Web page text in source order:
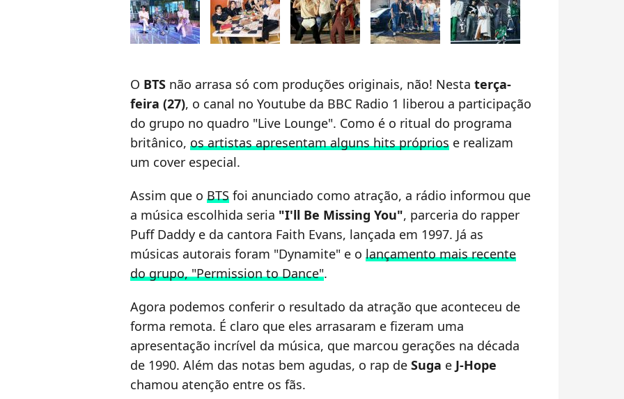
O BTS não arrasa só com produções originais, não! Nesta terça-
feira (27), o canal no Youtube da BBC Radio 1 liberou a participação
do grupo no quadro "Live Lounge". Como é o ritual do programa
britânico, os artistas apresentam alguns hits próprios e realizam
um cover especial.
Assim que o BTS foi anunciado como atração, a rádio informou que
a música escolhida seria "I'll Be Missing You", parceria do rapper
Puff Daddy e da cantora Faith Evans, lançada em 1997. Já as
músicas autorais foram "Dynamite" e o lançamento mais recente
do grupo, "Permission to Dance".
Agora podemos conferir o resultado da atração que aconteceu de
forma remota. É claro que eles arrasaram e fizeram uma
apresentação incrível da música, que marcou gerações na década
de 1990. Além das notas bem agudas, o rap de Suga e J-Hope
chamou atenção entre os fãs.